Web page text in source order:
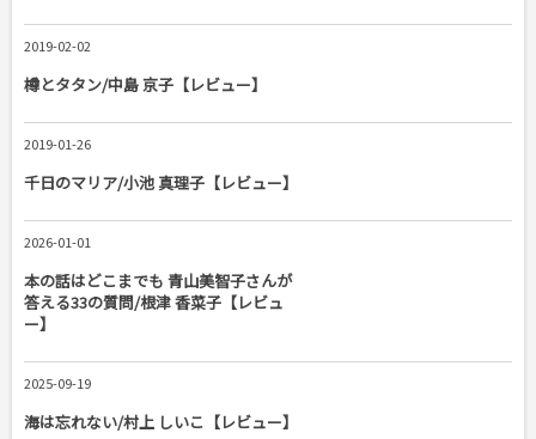
2019-02-02
樽とタタン/中島 京子【レビュー】
2019-01-26
千日のマリア/小池 真理子【レビュー】
2026-01-01
本の話はどこまでも 青山美智子さんが
答える33の質問/根津 香菜子【レビュ
ー】
2025-09-19
海は忘れない/村上 しいこ【レビュー】